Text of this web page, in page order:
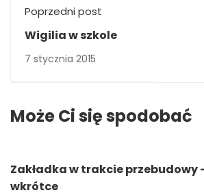
Poprzedni post
Wigilia w szkole
7 stycznia 2015
Może Ci się spodobać
Zakładka w trakcie przebudowy
wkrótce